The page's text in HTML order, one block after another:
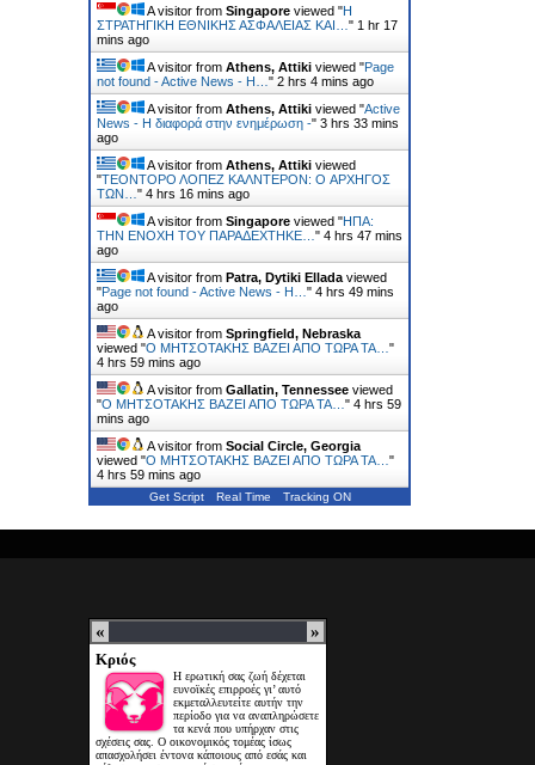
A visitor from Singapore viewed "Η
ΣΤΡΑΤΗΓΙΚΗ ΕΘΝΙΚΗΣ ΑΣΦΑΛΕΙΑΣ ΚΑΙ… " 1 hr 17
mins ago
A visitor from Athens, Attiki viewed "Page
not found - Active News - Η… " 2 hrs 4 mins ago
A visitor from Athens, Attiki viewed "Active
News - Η διαφορά στην ενημέρωση -" 3 hrs 33 mins
ago
A visitor from Athens, Attiki viewed
"ΤΕΟΝΤΟΡΟ ΛΟΠΕΖ ΚΑΛΝΤΕΡΟΝ: O ΑΡΧΗΓΟΣ
ΤΩΝ… " 4 hrs 16 mins ago
A visitor from Singapore viewed "ΗΠΑ:
ΤΗΝ ΕΝΟΧH ΤΟΥ ΠΑΡΑΔEΧΤΗΚΕ… " 4 hrs 47 mins
ago
A visitor from Patra, Dytiki Ellada viewed
"Page not found - Active News - Η… " 4 hrs 49 mins
ago
A visitor from Springfield, Nebraska
viewed "Ο ΜΗΤΣΟΤΑΚΗΣ ΒΑΖΕΙ ΑΠΟ ΤΩΡΑ ΤΑ… "
4 hrs 59 mins ago
A visitor from Gallatin, Tennessee viewed
"Ο ΜΗΤΣΟΤΑΚΗΣ ΒΑΖΕΙ ΑΠΟ ΤΩΡΑ ΤΑ… " 4 hrs 59
mins ago
A visitor from Social Circle, Georgia
viewed "Ο ΜΗΤΣΟΤΑΚΗΣ ΒΑΖΕΙ ΑΠΟ ΤΩΡΑ ΤΑ… "
4 hrs 59 mins ago
Get Script Real Time Tracking ON